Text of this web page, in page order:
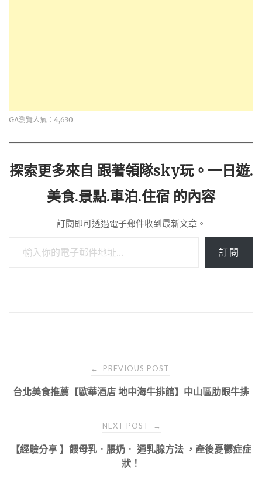
GA瀏覽人氣：4,630
探索更多來自 跟著領隊sky玩。一日遊.
美食.景點.車泊.住宿 的內容
訂閱即可透過電子郵件收到最新文章。
訂閱
navigation
← PREVIOUS POST
台北美食推薦【歐華酒店 地中海牛排館】中山區肋眼牛排
NEXT POST →
【經驗分享 】餵母乳．脹奶． 通乳腺方法 ，產後憂鬱症症
狀！